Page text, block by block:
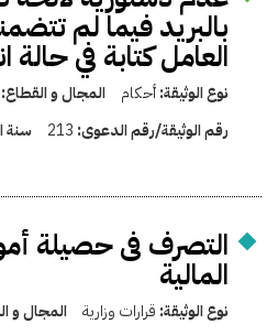
بالبريد فيما لم
العامل كتابة في
نوع الوثيقة:أحكام المجال و القطاع:
رقم الوثيقة/رقم الدعوى: 213 سنة
التصرف فى حصيلة
المالية
نوع الوثيقة: قرارات وزارية المجال و